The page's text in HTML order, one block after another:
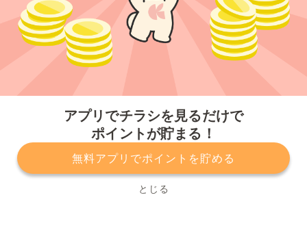
アプリでチラシを見るだけで
ポイントが貯まる！
無料アプリでポイントを貯める
とじる
プライバシーポリシー 利用規約
運営会社
サービスに関してのお問い合わせ